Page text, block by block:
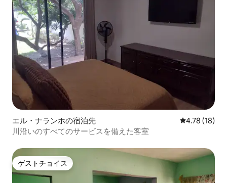
エル・ナランホの宿泊先 レビュー18
4.78 (18)
川沿いのすべてのサービスを備えた客室
ゲストチョイス
ゲストチョイス